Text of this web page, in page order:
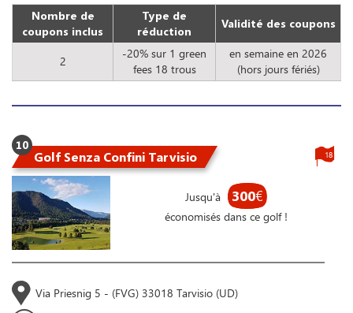
Nombre de
coupons inclus
Type de
réduction
Validité des coupons
2
-20% sur 1 green
fees 18 trous
en semaine en 2026
(hors jours fériés)
10
Golf Senza Confini Tarvisio
Jusqu'à 300€
économisés dans ce golf !
18
Via Priesnig 5 - (FVG) 33018 Tarvisio (UD)